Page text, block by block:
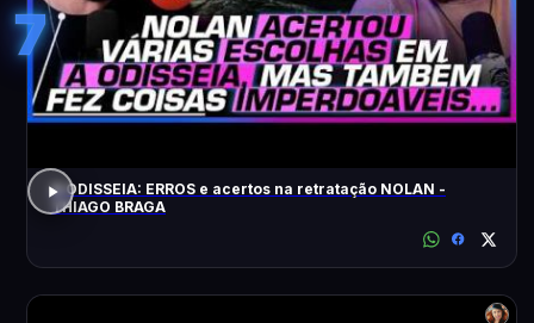
7
A ODISSEIA: ERROS e acertos na retratação NOLAN -
THIAGO BRAGA